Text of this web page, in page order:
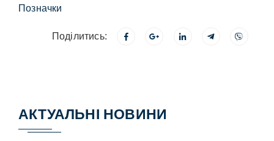
Позначки
Поділитись:
АКТУАЛЬНІ НОВИНИ